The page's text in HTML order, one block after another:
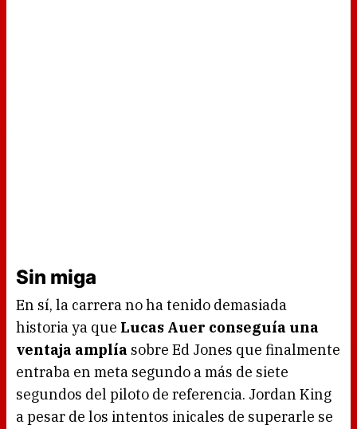
Sin miga
En sí, la carrera no ha tenido demasiada
historia ya que Lucas Auer conseguía una
ventaja amplía sobre Ed Jones que finalmente
entraba en meta segundo a más de siete
segundos del piloto de referencia. Jordan King
a pesar de los intentos inicales de superarle se